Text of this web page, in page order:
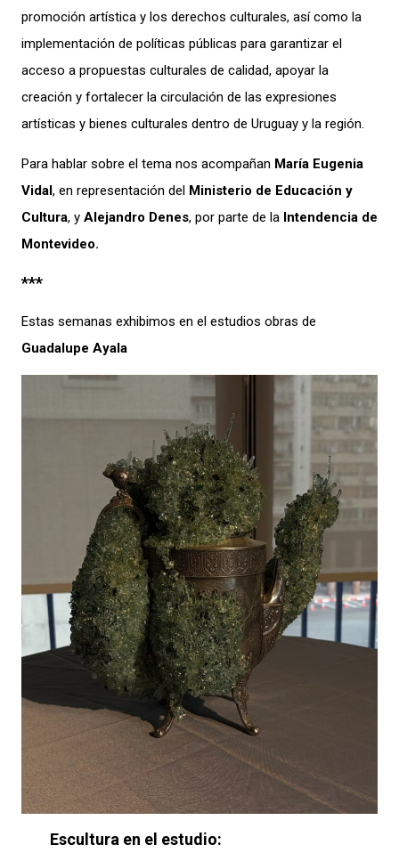
promoción artística y los derechos culturales, así como la
implementación de políticas públicas para garantizar el
acceso a propuestas culturales de calidad, apoyar la
creación y fortalecer la circulación de las expresiones
artísticas y bienes culturales dentro de Uruguay y la región.
Para hablar sobre el tema nos acompañan María Eugenia
Vidal, en representación del Ministerio de Educación y
Cultura, y Alejandro Denes, por parte de la Intendencia de
Montevideo.
***
Estas semanas exhibimos en el estudios obras de
Guadalupe Ayala
Escultura en el estudio: